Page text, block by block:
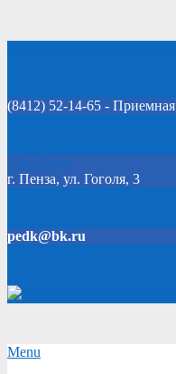
(8412) 52-14-65 - Приемная
Click Here
г. Пенза, ул. Гоголя, 3
pedk@bk.ru
Secondary
Menu